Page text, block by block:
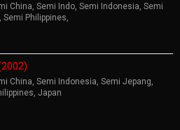
China, Semi Indo, Semi Indonesia, Semi
, Semi Philippines,
China, Semi Indonesia, Semi Jepang,
, Japan